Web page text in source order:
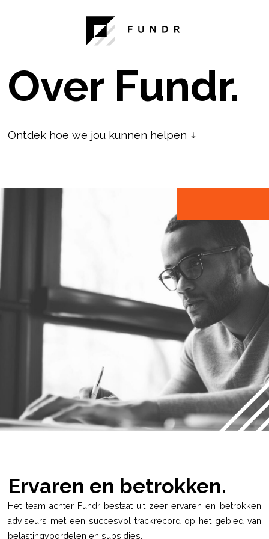
Over Fundr.
Ontdek hoe we jou kunnen helpen
Ervaren en betrokken.
Het team achter Fundr bestaat uit zeer ervaren en betrokken
adviseurs met een succesvol trackrecord op het gebied van
belastingvoordelen en subsidies.